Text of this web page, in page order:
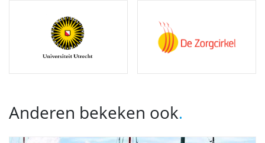
Anderen bekeken ook.